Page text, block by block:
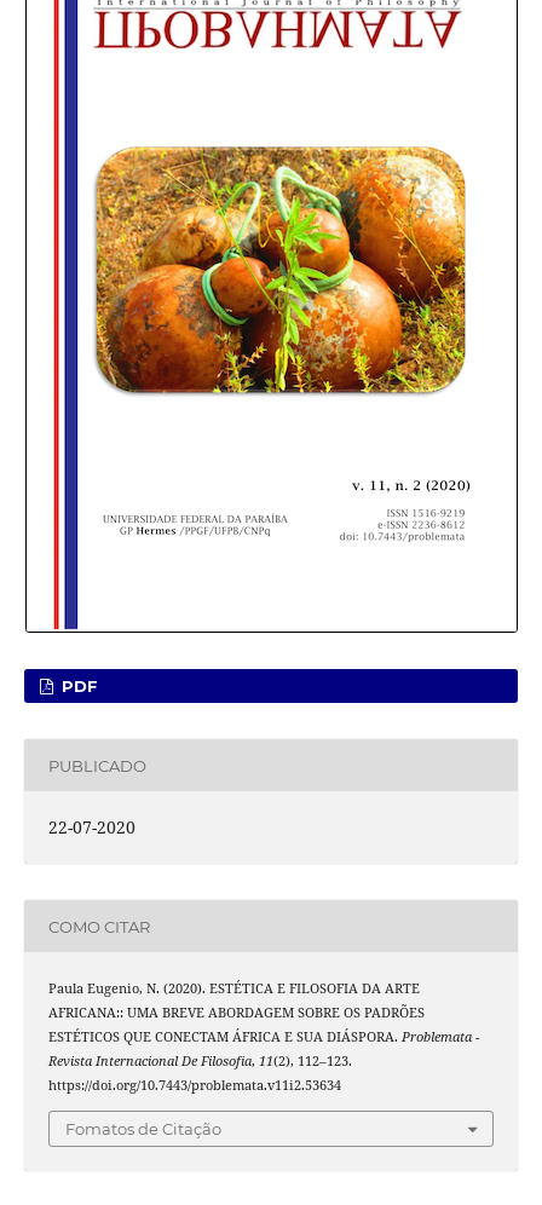
PDF
PUBLICADO
22-07-2020
COMO CITAR
Paula Eugenio, N. (2020). ESTÉTICA E FILOSOFIA DA ARTE
AFRICANA:: UMA BREVE ABORDAGEM SOBRE OS PADRÕES
ESTÉTICOS QUE CONECTAM ÁFRICA E SUA DIÁSPORA. Problemata -
Revista Internacional De Filosofia, 11(2), 112–123.
https://doi.org/10.7443/problemata.v11i2.53634
Fomatos de Citação